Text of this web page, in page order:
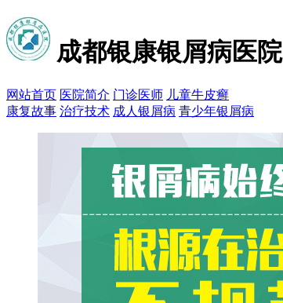
成都银康银屑病医院
网站首页 医院简介 门诊医师 儿童牛皮癣
康复故事 治疗技术 成人银屑病 青少年银屑病